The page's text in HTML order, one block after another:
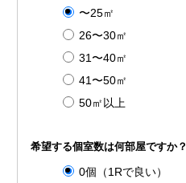
〜25㎡
26〜30㎡
31〜40㎡
41〜50㎡
50㎡以上
希望する個室数は何部屋ですか？
0個（1Rで良い）